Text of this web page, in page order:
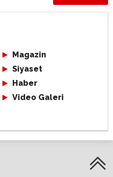
Magazin
Siyaset
Haber
Video Galeri